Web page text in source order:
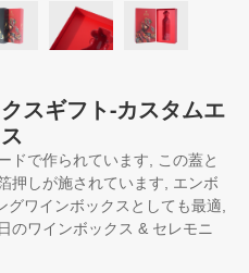
スギフト-カスタムエ
ドで作られています, この蓋と
押しが施されています, エンボ
ワインボックスとしても最適,
のワインボックス & セレモニ